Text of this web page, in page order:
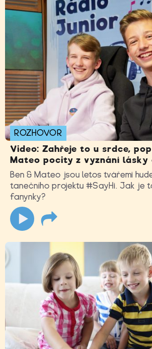
ROZHOVOR
Video: Zahřeje to u srdce,
Mateo pocity z vyznání lásky
Ben & Mateo jsou letos tvářemi
tanečního projektu #SayHi. Jak je
fanynky?